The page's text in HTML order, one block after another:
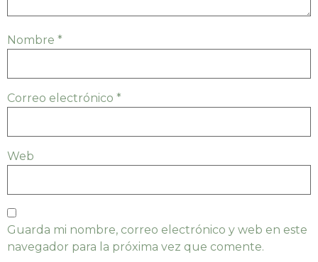
Nombre *
Correo electrónico *
Web
Guarda mi nombre, correo electrónico y web en este
navegador para la próxima vez que comente.